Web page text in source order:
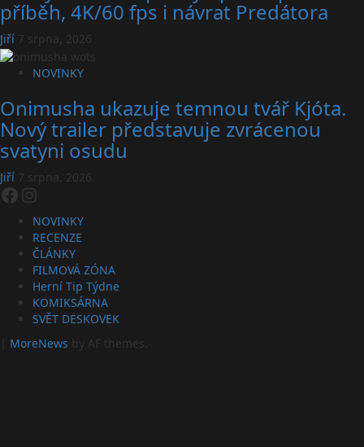
příběh, 4K/60 fps i návrat Predátora
Jiří 7 srpna, 2026
NOVINKY
Onimusha ukazuje temnou tvář Kjóta.
Nový trailer představuje zvrácenou
svatyni osudu
Jiří 7 srpna, 2026
Facebook
Instagram
NOVINKY
RECENZE
ČLÁNKY
FILMOVÁ ZÓNA
Herní Tip Týdne
KOMIKSÁRNA
SVĚT DESKOVEK
MoreNews by AF themes.